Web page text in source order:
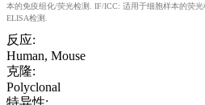
本的免疫组化/荧光检测. IF/ICC: 适用于细胞样本的荧光
ELISA检测.
反应:
Human, Mouse
克隆:
Polyclonal